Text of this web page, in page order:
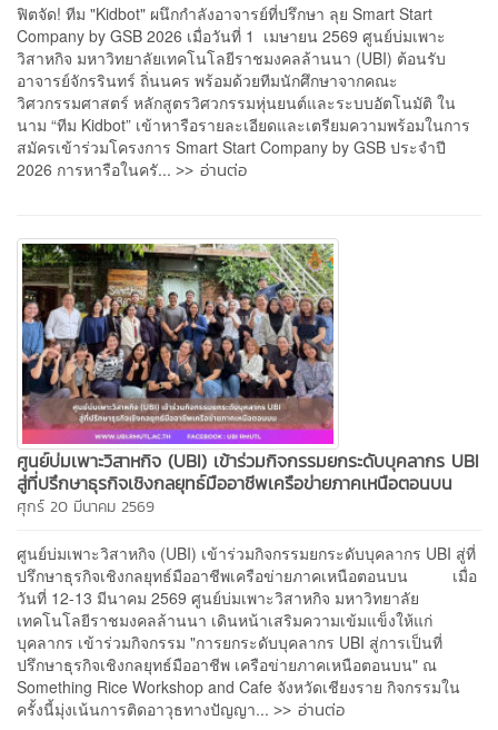
ฟิตจัด! ทีม "Kidbot" ผนึกกำลังอาจารย์ที่ปรึกษา ลุย Smart Start
Company by GSB 2026 เมื่อวันที่ 1 เมษายน 2569 ศูนย์บ่มเพาะ
วิสาหกิจ มหาวิทยาลัยเทคโนโลยีราชมงคลล้านนา (UBI) ต้อนรับ
อาจารย์จักรรินทร์ ถิ่นนคร พร้อมด้วยทีมนักศึกษาจากคณะ
วิศวกรรมศาสตร์ หลักสูตรวิศวกรรมหุ่นยนต์และระบบอัตโนมัติ ใน
นาม “ทีม Kidbot” เข้าหารือรายละเอียดและเตรียมความพร้อมในการ
สมัครเข้าร่วมโครงการ Smart Start Company by GSB ประจำปี
2026 การหารือในครั... >> อ่านต่อ
ศูนย์บ่มเพาะวิสาหกิจ (UBI) เข้าร่วมกิจกรรมยกระดับบุคลากร UBI
สู่ที่ปรึกษาธุรกิจเชิงกลยุทธ์มืออาชีพเครือข่ายภาคเหนือตอนบน
ศุกร์ 20 มีนาคม 2569
ศูนย์บ่มเพาะวิสาหกิจ (UBI) เข้าร่วมกิจกรรมยกระดับบุคลากร UBI สู่ที่
ปรึกษาธุรกิจเชิงกลยุทธ์มืออาชีพเครือข่ายภาคเหนือตอนบน เมื่อ
วันที่ 12-13 มีนาคม 2569 ศูนย์บ่มเพาะวิสาหกิจ มหาวิทยาลัย
เทคโนโลยีราชมงคลล้านนา เดินหน้าเสริมความเข้มแข็งให้แก่
บุคลากร เข้าร่วมกิจกรรม "การยกระดับบุคลากร UBI สู่การเป็นที่
ปรึกษาธุรกิจเชิงกลยุทธ์มืออาชีพ เครือข่ายภาคเหนือตอนบน" ณ
Something Rice Workshop and Cafe จังหวัดเชียงราย กิจกรรมใน
ครั้งนี้มุ่งเน้นการติดอาวุธทางปัญญา... >> อ่านต่อ